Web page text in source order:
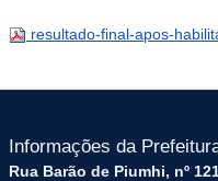
resultado-final-apos-
Informações da
Rua Barão de Piumhi, nº